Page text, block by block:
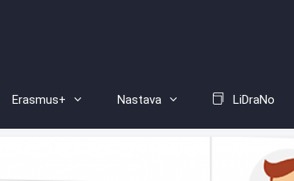
Erasmus+ Nastava LiDraNo